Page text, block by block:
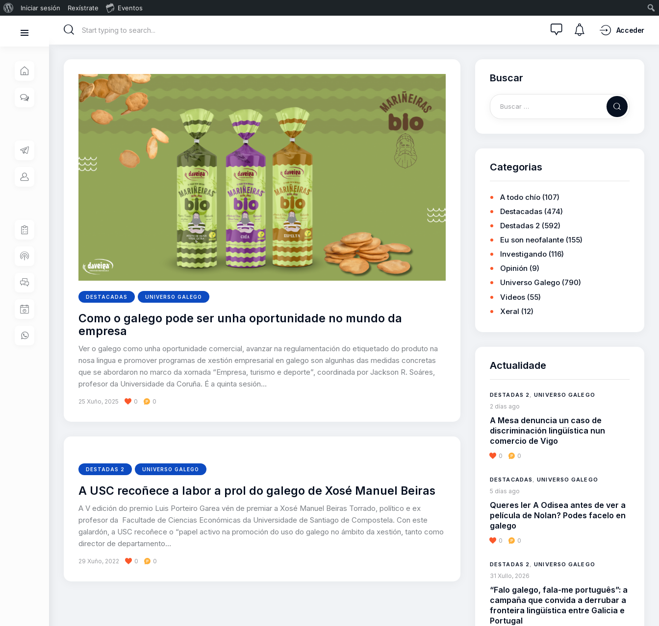
Iniciar sesión Rexístrate Eventos
Acceder
DESTACADAS UNIVERSO GALEGO
Como o galego pode ser unha oportunidade no mundo da
empresa
Ver o galego como unha oportunidade comercial, avanzar na regulamentación do etiquetado do produto na
nosa lingua e promover programas de xestión empresarial en galego son algunhas das medidas concretas
que se abordaron no marco da xornada “Empresa, turismo e deporte”, coordinada por Jackson R. Soáres,
profesor da Universidade da Coruña. É a quinta sesión…
25 Xuño, 2025 0 0
DESTADAS 2 UNIVERSO GALEGO
A USC recoñece a labor a prol do galego de Xosé Manuel Beiras
A V edición do premio Luis Porteiro Garea vén de premiar a Xosé Manuel Beiras Torrado, político e ex
profesor da Facultade de Ciencias Económicas da Universidade de Santiago de Compostela. Con este
galardón, a USC recoñece o “papel activo na promoción do uso do galego no ámbito da xestión, tanto como
director de departamento…
29 Xuño, 2022 0 0
Buscar
Categorias
A todo chío (107)
Destacadas (474)
Destadas 2 (592)
Eu son neofalante (155)
Investigando (116)
Opinión (9)
Universo Galego (790)
Videos (55)
Xeral (12)
Actualidade
DESTADAS 2 ,UNIVERSO GALEGO
2 días ago
A Mesa denuncia un caso de
discriminación lingüística nun
comercio de Vigo
0 0
DESTACADAS ,UNIVERSO GALEGO
5 días ago
Queres ler A Odisea antes de ver a
película de Nolan? Podes facelo en
galego
0 0
DESTADAS 2 ,UNIVERSO GALEGO
31 Xullo, 2026
“Falo galego, fala-me português”: a
campaña que convida a derrubar a
fronteira lingüística entre Galicia e
Portugal